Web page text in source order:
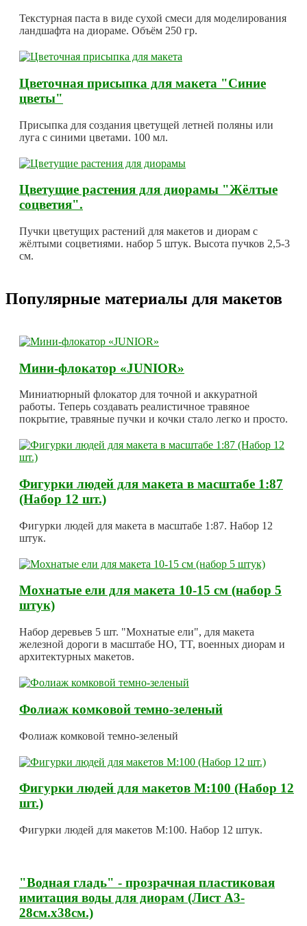
Текстурная паста в виде сухой смеси для моделирования
ландшафта на диораме. Объём 250 гр.
Цветочная присыпка для макета "Синие
цветы"
Присыпка для создания цветущей летней поляны или
луга с синими цветами. 100 мл.
Цветущие растения для диорамы "Жёлтые
соцветия".
Пучки цветущих растений для макетов и диорам с
жёлтыми соцветиями. набор 5 штук. Высота пучков 2,5-3
см.
Популярные материалы для макетов
Мини-флокатор «JUNIOR»
Миниатюрный флокатор для точной и аккуратной
работы. Теперь создавать реалистичное травяное
покрытие, травяные пучки и кочки стало легко и просто.
Фигурки людей для макета в масштабе 1:87
(Набор 12 шт.)
Фигурки людей для макета в масштабе 1:87. Набор 12
штук.
Мохнатые ели для макета 10-15 см (набор 5
штук)
Набор деревьев 5 шт. "Мохнатые ели", для макета
железной дороги в масштабе HO, TT, военных диорам и
архитектурных макетов.
Фолиаж комковой темно-зеленый
Фолиаж комковой темно-зеленый
Фигурки людей для макетов М:100 (Набор 12
шт.)
Фигурки людей для макетов М:100. Набор 12 штук.
"Водная гладь" - прозрачная пластиковая
имитация воды для диорам (Лист А3-
28см.х38см.)